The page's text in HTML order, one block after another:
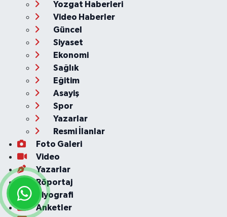
Yozgat Haberleri
Video Haberler
Güncel
Siyaset
Ekonomi
Sağlık
Eğitim
Asayiş
Spor
Yazarlar
Resmi İlanlar
Foto Galeri
Video
Yazarlar
Röportaj
Biyografi
Anketler